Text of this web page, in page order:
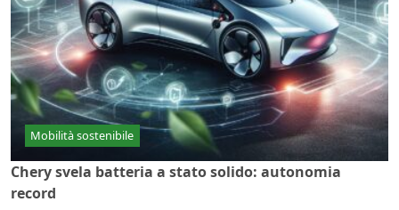
Mobilità sostenibile
Chery svela batteria a stato solido: autonomia
record